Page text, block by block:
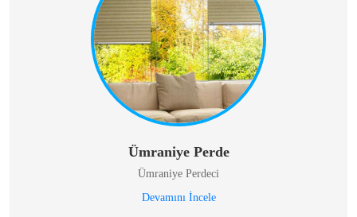
Ümraniye Perde
Ümraniye Perdeci
Devamını İncele